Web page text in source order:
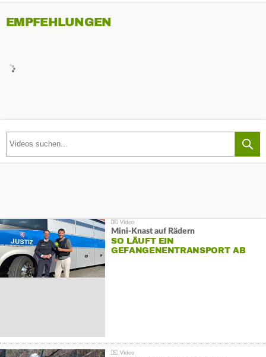
EMPFEHLUNGEN
Mini-Knast auf Rädern
SO LÄUFT EIN
GEFANGENENTRANSPORT AB